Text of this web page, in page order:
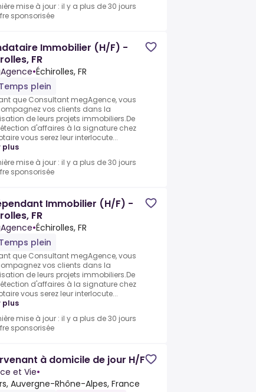
mise à jour : il y a plus de 30 jours
sponsorisée
Immobilier (H/F) -
FR
•Échirolles, FR
Temps plein
que Consultant megAgence, vous
vos clients dans la
de leurs projets immobiliers.De
d'affaires à la signature chez
vous serez leur interlocute...
plus
mise à jour : il y a plus de 30 jours
sponsorisée
Immobilier (H/F) -
FR
•Échirolles, FR
Temps plein
que Consultant megAgence, vous
vos clients dans la
de leurs projets immobiliers.De
d'affaires à la signature chez
vous serez leur interlocute...
plus
mise à jour : il y a plus de 30 jours
sponsorisée
à domicile de jour H/F
et Vie•
Auvergne-Rhône-Alpes, France